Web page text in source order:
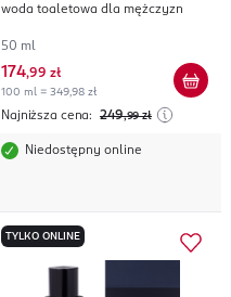
woda toaletowa dla mężczyzn
50 ml
174,99 zł
100 ml = 349,98 zł
Najniższa cena: 249,99 zł
Niedostępny online
TYLKO ONLINE